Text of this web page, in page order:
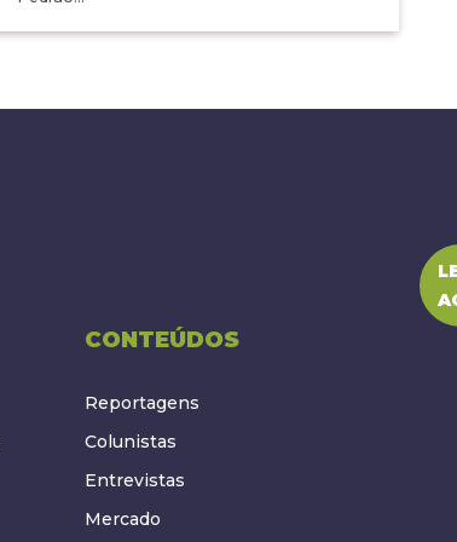
CONTEÚDOS
Reportagens
Colunistas
Entrevistas
Mercado